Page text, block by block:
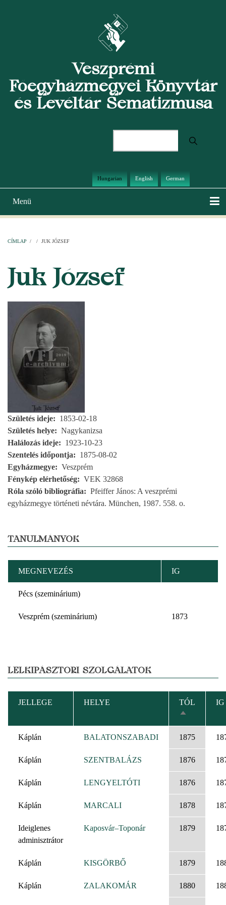
Veszprémi
Főegyházmegyei Könyvtár
és Levéltár Sematizmusa
Hungarian English German
Main
navigation
Menü
CÍMLAP / / JUK JÓZSEF
Juk József
Születés ideje
1853-02-18
Születés helye
Nagykanizsa
Halálozás ideje
1923-10-23
Szentelés időpontja
1875-08-02
Egyházmegye
Veszprém
Fénykép elérhetőség
VEK 32868
Róla szóló bibliográfia
Pfeiffer János: A veszprémi
egyházmegye történeti névtára. München, 1987. 558. o.
TANULMÁNYOK
MEGNEVEZÉS IG
Pécs (szeminárium)
Veszprém (szeminárium) 1873
LELKIPÁSZTORI SZOLGÁLATOK
JELLEGE HELYE
TÓL
CSÖKKENŐ
RENDEZÉS
IG
Káplán BALATONSZABADI 1875
Káplán SZENTBALÁZS 1876
Káplán LENGYELTÓTI 1876
Káplán MARCALI 1878
Ideiglenes
adminisztrátor
Kaposvár–Toponár 1879
Káplán KISGÖRBŐ 1879
Káplán ZALAKOMÁR 1880